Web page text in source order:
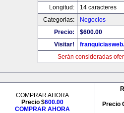
Longitud:
14 caracteres
Categorias:
Negocios
Precio:
$600.00
Visitar!
Serán consideradas
COMPRAR AHORA
Precio $600.00
COMPRAR AHORA
Precio